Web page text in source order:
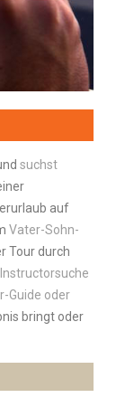
suchst
auf
Vater-Sohn-
Tour durch
Guide oder
bringt oder